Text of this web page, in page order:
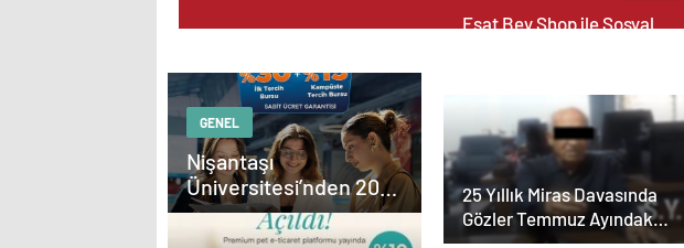
GENEL
Nişantaşı
Üniversitesi’nden 2026
YKS Adaylarına Çifte
Güvence: Sabit Ücret
Esat Bey Shop ile Sosyal
25 Yıllık Miras Davasında
Gözler Temmuz Ayındaki
Karar Duruşmasına